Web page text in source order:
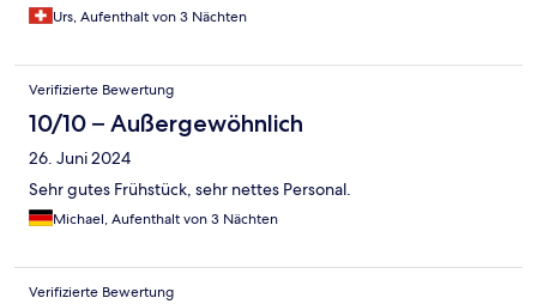
Urs, Aufenthalt von 3 Nächten
Verifizierte Bewertung
10/10 – Außergewöhnlich
26. Juni 2024
Sehr gutes Frühstück, sehr nettes Personal.
Michael, Aufenthalt von 3 Nächten
Verifizierte Bewertung